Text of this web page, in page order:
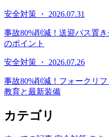
安全対策 ・ 2026.07.31
事故80%削減！送迎バス置
のポイント
安全対策 ・ 2026.07.26
事故80%削減！フォークリ
教育と最新装備
カテゴリ